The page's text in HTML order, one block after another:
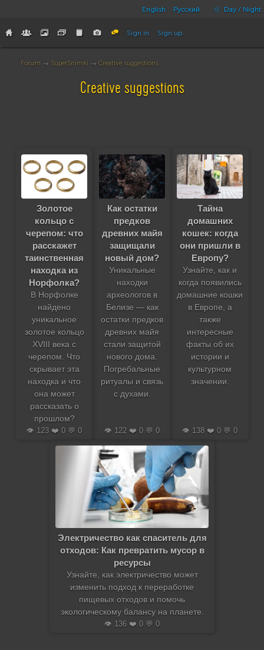
English Русский Day / Night
Sign in Sign up
Forum → SuperSnimki → Creative suggestions
Creative suggestions
Золотое
кольцо с
черепом: что
расскажет
таинственная
находка из
Норфолка?
В Норфолке
найдено
уникальное
золотое кольцо
XVIII века с
черепом. Что
скрывает эта
находка и что
она может
рассказать о
прошлом?
👁️ 123 ❤️ 0 💬 0
Как остатки
предков
древних майя
защищали
новый дом?
Уникальные
находки
археологов в
Белизе — как
остатки предков
древних майя
стали защитой
нового дома.
Погребальные
ритуалы и связь
с духами.
👁️ 122 ❤️ 0 💬 0
Тайна
домашних
кошек: когда
они пришли в
Европу?
Узнайте, как и
когда появились
домашние кошки
в Европе, а
также
интересные
факты об их
истории и
культурном
значении.
👁️ 138 ❤️ 0 💬 0
Электричество как спаситель для
отходов: Как превратить мусор в
ресурсы
Узнайте, как электричество может
изменить подход к переработке
пищевых отходов и помочь
экологическому балансу на планете.
👁️ 136 ❤️ 0 💬 0